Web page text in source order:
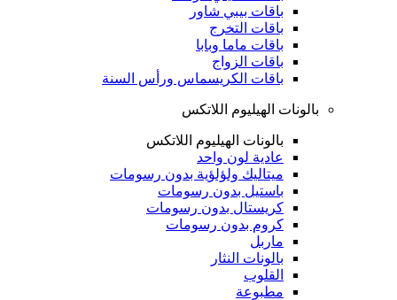
باقات بيبي شاور
باقات التخرج
باقات ماما وبابا
باقات الزواج
باقات الكريسماس ورأس السنة
بالونات الهيليوم اللاتكس
بالونات الهيليوم اللاتكس
عادية لون واحد
ميتاليك ولؤلؤية بدون رسومات
باستيل بدون رسومات
كريستال بدون رسومات
كروم بدون رسومات
ماربل
بالونات النثار
القلوب
مطبوعة